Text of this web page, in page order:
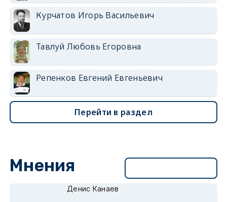
Курчатов Игорь Васильевич
Тавлуй Любовь Егоровна
Репенков Евгений Евгеньевич
Перейти в раздел
Мнения
Денис Канаев